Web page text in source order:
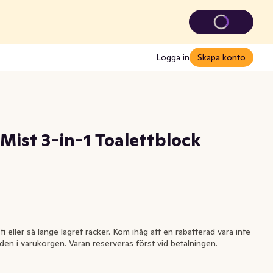
Logga in Skapa konto
3-in-1 Toalettblock
eller så länge lagret räcker. Kom ihåg att en rabatterad vara inte
i varukorgen. Varan reserveras först vid betalningen.